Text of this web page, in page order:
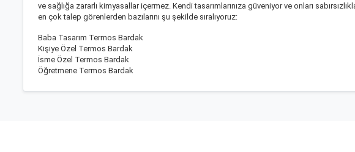
ve sağlığa zararlı kimyasallar içermez. Kendi tasarımlarınıza güveniyor ve onları
en çok talep görenlerden bazılarını şu şekilde sıralıyoruz:
Baba Tasarım Termos Bardak
Kişiye Özel Termos Bardak
İsme Özel Termos Bardak
Öğretmene Termos Bardak